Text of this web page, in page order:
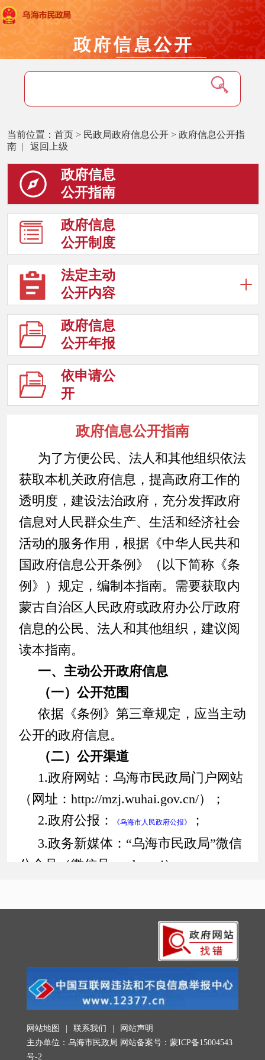
当前位置： 首页 > 民政局政府信息公开 > 政府信息公开指
南 | 返回上级
政府信息
公开指南
政府信息
公开制度
法定主动
公开内容
政府信息
公开年报
依申请公
开
政府信息公开指南
为了方便公民、法人和其他组织依法
获取本机关政府信息，提高政府工作的
透明度，建设法治政府，充分发挥政府
信息对人民群众生产、生活和经济社会
活动的服务作用，根据《中华人民共和
国政府信息公开条例》（以下简称《条
例》）规定，编制本指南。需要获取内
蒙古自治区人民政府或政府办公厅政府
信息的公民、法人和其他组织，建议阅
读本指南。
一、主动公开政府信息
（一）公开范围
依据《条例》第三章规定，应当主动
公开的政府信息。
（二）公开渠道
1.政府网站：乌海市民政局门户网站
（网址：http://mzj.wuhai.gov.cn/）；
2.政府公报：
《乌海市人民政府公报》
；
3.政务新媒体：“乌海市民政局”微信
公众号（微信号：whsmzj）；
室（地址：乌海市海勃湾区市府大道东
侧B座四楼407室；查询服务时间：周一
至周五9:00-12:00，15:00-18:00 ;电话：
0473—8992096）。
（三）公开时限
依据《条例》规定，属于主动公开范
围的政府信息，本机关将自该政府信息
形成或者变更之日起20个工作日内予以
网站地图 联系我们
网站声明
主办单位：乌海市民政局 网站备案号： 蒙ICP备15004543
号-2